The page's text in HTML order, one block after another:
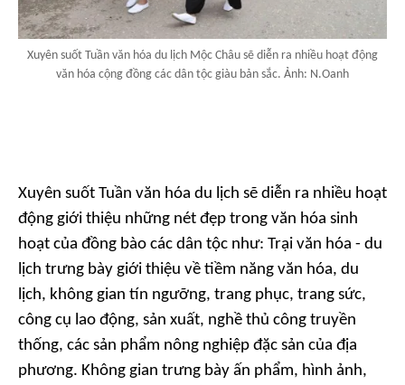
Xuyên suốt Tuần văn hóa du lịch Mộc Châu sẽ diễn ra nhiều hoạt động
văn hóa cộng đồng các dân tộc giàu bản sắc. Ảnh: N.Oanh
Xuyên suốt Tuần văn hóa du lịch sẽ diễn ra nhiều hoạt
động giới thiệu những nét đẹp trong văn hóa sinh
hoạt của đồng bào các dân tộc như: Trại văn hóa - du
lịch trưng bày giới thiệu về tiềm năng văn hóa, du
lịch, không gian tín ngưỡng, trang phục, trang sức,
công cụ lao động, sản xuất, nghề thủ công truyền
thống, các sản phẩm nông nghiệp đặc sản của địa
phương. Không gian trưng bày ấn phẩm, hình ảnh,